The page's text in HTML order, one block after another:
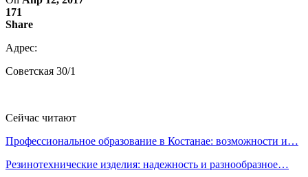
171
Share
Адрес:
Советская 30/1
Сейчас читают
Профессиональное образование в Костанае: возможности и…
Резинотехнические изделия: надежность и разнообразное…